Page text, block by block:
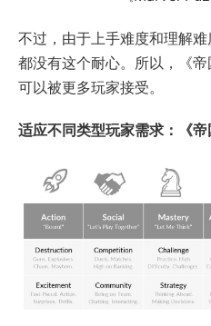
不过，由于上手难度和理解
都没有这个耐心。所以，《
可以被更多玩家接受。
适应不同类型玩家需求：《